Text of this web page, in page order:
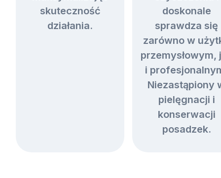
skuteczność
działania.
doskonale
sprawdza się
zarówno w
przemysłowym,
i
Niezastąpiony
pielęgnacji i
konserwacji
posadzek.